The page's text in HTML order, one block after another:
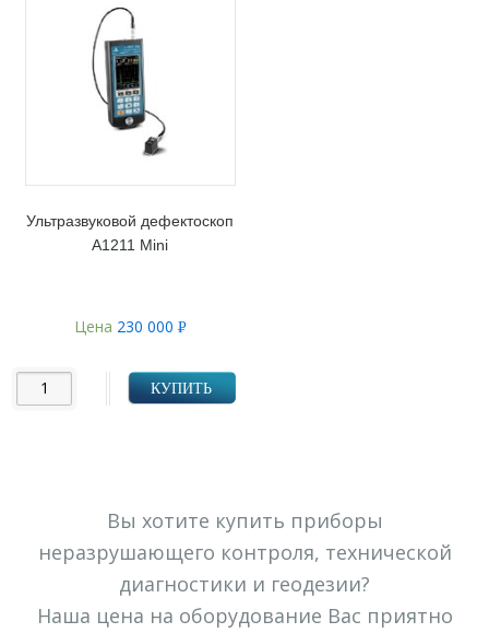
Ультразвуковой дефектоскоп
А1211 Mini
Цена 230 000 Р
КУПИТЬ
Вы хотите купить приборы
неразрушающего контроля, технической
диагностики и геодезии?
Наша цена на оборудование Вас приятно